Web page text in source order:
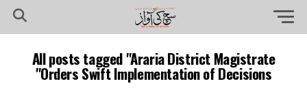
All posts tagged "Araria District Magistrate
Orders Swift Implementation of Decisions"